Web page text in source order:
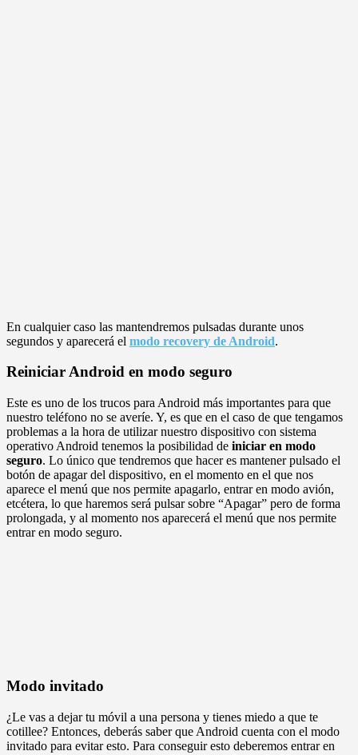
En cualquier caso las mantendremos pulsadas durante unos
segundos y aparecerá el modo recovery de Android.
Reiniciar Android en modo seguro
Este es uno de los trucos para Android más importantes para que
nuestro teléfono no se averíe. Y, es que en el caso de que tengamos
problemas a la hora de utilizar nuestro dispositivo con sistema
operativo Android tenemos la posibilidad de iniciar en modo
seguro. Lo único que tendremos que hacer es mantener pulsado el
botón de apagar del dispositivo, en el momento en el que nos
aparece el menú que nos permite apagarlo, entrar en modo avión,
etcétera, lo que haremos será pulsar sobre “Apagar” pero de forma
prolongada, y al momento nos aparecerá el menú que nos permite
entrar en modo seguro.
Modo invitado
¿Le vas a dejar tu móvil a una persona y tienes miedo a que te
cotillee? Entonces, deberás saber que Android cuenta con el modo
invitado para evitar esto. Para conseguir esto deberemos entrar en